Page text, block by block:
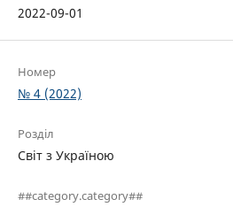
2022-09-01
Номер
№ 4 (2022)
Розділ
Світ з Україною
##category.category##